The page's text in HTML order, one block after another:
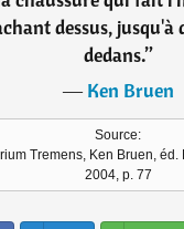
dessus, jusqu'à
dedans.”
―Ken Bruen
Source:
Tremens, Ken Bruen, éd.
2004, p. 77